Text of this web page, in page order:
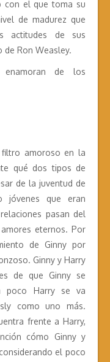
con el que toma su
de madurez que
actitudes de sus
Ron Weasley.
de los
amoroso en la
qué dos tipos de
de la juventud de
jóvenes que eran
pasan del
eternos. Por
de Ginny por
Ginny y Harry
de que Ginny se
poco Harry se va
como uno más.
frente a Harry,
cómo Ginny y
el poco